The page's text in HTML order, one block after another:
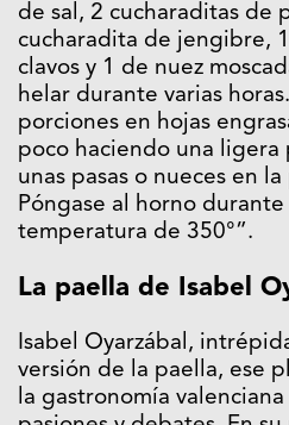
de sal, 2 cucharaditas de
cucharadita de jengibre,
clavos y 1 de nuez
helar durante varias
porciones en hojas
poco haciendo una ligera
unas pasas o nueces en
Póngase al horno
temperatura de 350°”.
La paella de Isabel
Isabel Oyarzábal,
versión de la paella, ese
la gastronomía